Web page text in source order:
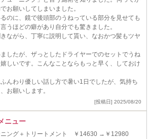
お願いしてしまいました。
のに、鏡で後頭部のうねっている部分を見せても
うほどの癖があり自分でも驚きました。
ながら、丁寧に説明して貰い、なおかつ髪もツヤ
したが、ザっとしたドライヤーでのセットでうね
しいです。こんなことならもっと早く、しておけ
んわり優しい話し方で暑い1日でしたが、気持ち
お願いします。
[投稿日] 2025/08/20
ニュー
ニング＋トリートメント ￥14630 →￥12980